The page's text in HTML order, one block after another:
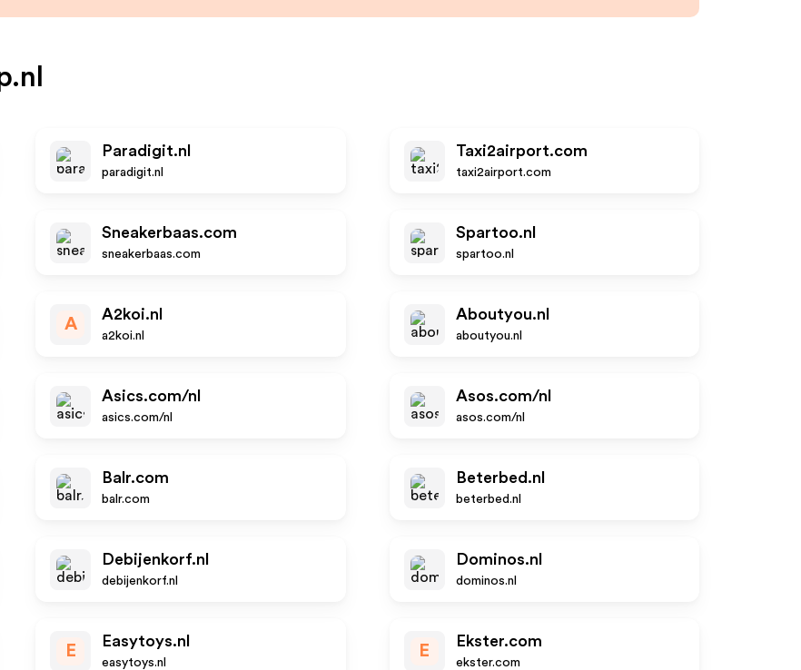
Paradigit.nl
paradigit.nl
Taxi2airport.com
taxi2airport.com
Sneakerbaas.com
sneakerbaas.com
Spartoo.nl
spartoo.nl
A
A2koi.nl
a2koi.nl
Aboutyou.nl
aboutyou.nl
Asics.com/nl
asics.com/nl
Asos.com/nl
asos.com/nl
Balr.com
balr.com
Beterbed.nl
beterbed.nl
Debijenkorf.nl
debijenkorf.nl
Dominos.nl
dominos.nl
E
Easytoys.nl
easytoys.nl
E
Ekster.com
ekster.com